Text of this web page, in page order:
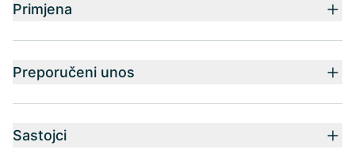
Primjena
Preporučeni unos
Sastojci